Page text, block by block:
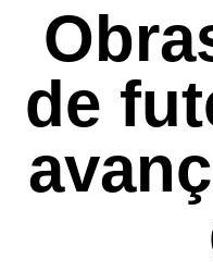
de